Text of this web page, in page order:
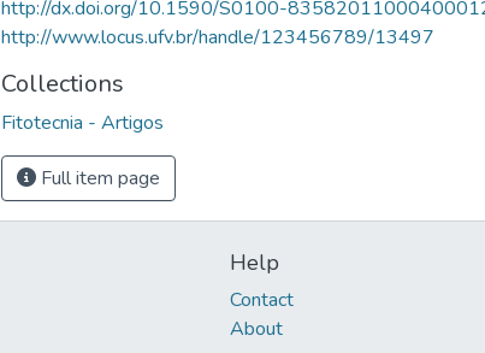
http://dx.doi.org/10.1590/S0100-
http://www.locus.ufv.br/handle/123456789/13497
Collections
Fitotecnia - Artigos
Full item page
Help
Contact
About